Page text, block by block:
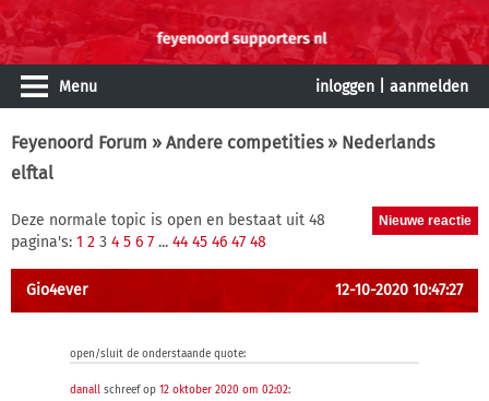
Menu inloggen aanmelden
Feyenoord Forum » Andere competities» Nederlands
elftal
Deze normale topic is open en bestaat uit 48
pagina's: 1 2 3 4 5 6 7 ... 44 45 46 47 48
Gio4ever 12-10-2020 10:47:27
open/sluit de onderstaande quote:
danall schreef op 12 oktober 2020 om 02:02: